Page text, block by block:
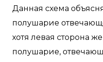
Данная схема
полушарие
хотя левая сторона
полушарие,